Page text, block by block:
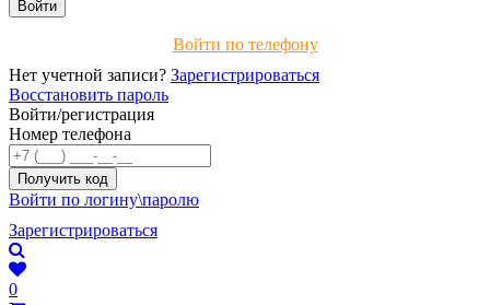
Войти по телефону
Нет учетной записи? Зарегистрироваться
Восстановить пароль
Войти/регистрация
Номер телефона
Войти по логину\паролю
Зарегистрироваться
0